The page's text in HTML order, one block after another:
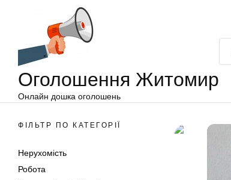
Оголошення Житомир
Онлайн дошка оголошень
ФІЛЬТР ПО КАТЕГОРІЇ
Нерухомість
Робота